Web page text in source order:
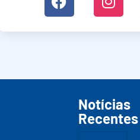
Notícias
Recentes